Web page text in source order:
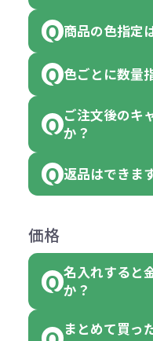
です。
ります。
【例】注文
は、100個
可能です。
「色・柄
ている商品
ん。
但し、ロ
商品の色指定
色指定でき
品の詳細に
ベルや商品
れ等分で
（割り切れ
後する場
色ごとに数量
「選べる本
す。
い。
例えば…
クエアト
ご注文後のキ
か？
お客様都合
がございま
ご注文の
返品はできま
めご了承
ただし下記
●初期不良
価格
名入れすると
か？
まとめて買っ